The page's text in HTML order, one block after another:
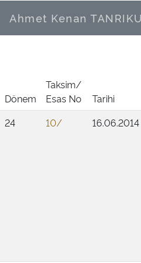
Ahmet Kenan
Dönem
Taksim/
Esas No
Tarihi
24
10/ 16.06.2014